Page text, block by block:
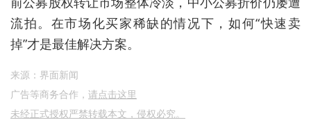
流拍。在市场化买家稀缺的情况下 ，如何“快速卖
掉”才是最佳解决方案。
来源：界面新闻
广告等商务合作， 请点击这里
未经正式授权严禁转载本文，侵权必究。